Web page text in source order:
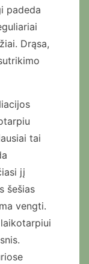
padeda
Drąsa,
tai
jį
šešias
vengti.